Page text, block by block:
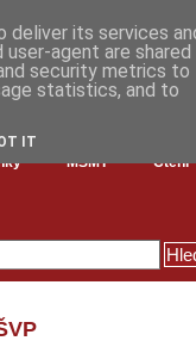
MŠMT Čtení
deliver its services
agent are shared
security metrics to
statistics, and to
IT